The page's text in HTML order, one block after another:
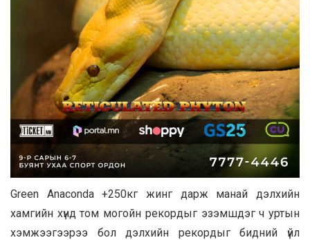
Green Anaconda +250кг жинг дарж манай дэлхийн
хамгийн хүнд том могойн рекордыг эзэмшдэг ч уртын
хэмжээгээрээ бол дэлхийн рекордыг бидний үйл